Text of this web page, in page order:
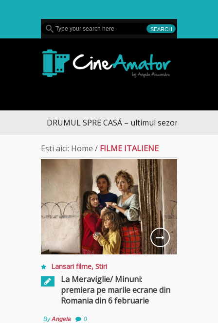
DRUMUL SPRE CASĂ – ultimul sezon te aduce la
Ești aici: Home / FILME ITALIENE
Lansari filme, Stiri
La Meraviglie/ Minuni:
premiera pe marile ecrane din
Romania din 6 februarie
ByAngela 0